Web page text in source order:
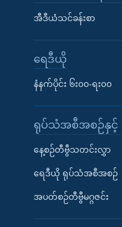
အီဒီယံသင်ခန်းစာ
ရေဒီယို
နံနက်ပိုင်း ၆း၀၀-ရး၀၀
ရုပ်သံအစီအစဉ်နှင့်
နေ့စဉ်တီဗွီသတင်းလွှာ
ရေဒီယို ရုပ်သံအစီအစဉ်
အပတ်စဉ်တီဗွီမဂ္ဂဇင်း